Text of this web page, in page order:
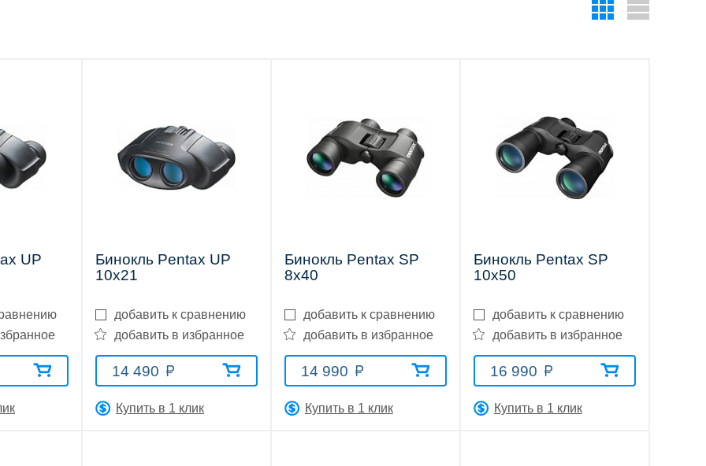
UP
Бинокль Pentax UP
10x21
добавить к сравнению
добавить в избранное
14 490
Купить в 1 клик
Бинокль Pentax SP
8x40
добавить к сравнению
добавить в избранное
14 990
Купить в 1 клик
Бинокль Pentax SP
10x50
добавить к сравнению
добавить в избранное
16 990
Купить в 1 клик